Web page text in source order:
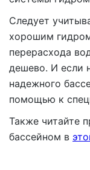
Следует
хорошим
перерасхода
дешево. И если
надежного
помощью к
Также читайте
бассейном в